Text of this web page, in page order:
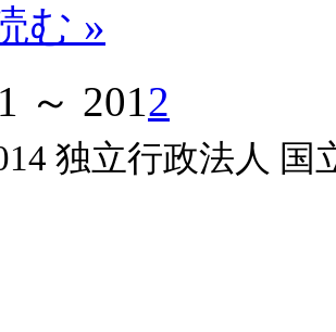
む »
～ 2012
独立行政法人 国